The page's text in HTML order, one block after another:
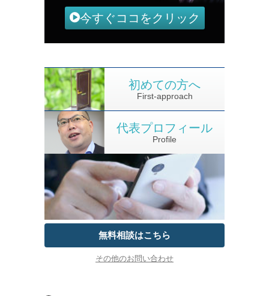
今すぐココをクリック
First-approach
初めての方へ
Profile
代表プロフィール
無料相談はこちら
その他のお問い合わせ